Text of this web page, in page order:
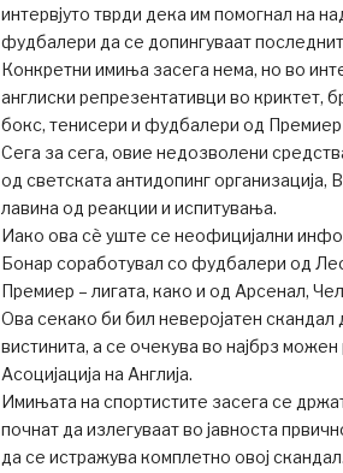
интервјуто тврди дека им помогнал на
фудбалери да се допингуваат
Конкретни имиња засега нема, но во
англиски репрезентативци во криктет,
бокс, тенисери и фудбалери од Премиер
Сега за сега, овие недозволени
од светската антидопинг
лавина од реакции и испитувања.
Иако ова сѐ уште се неофицијални
Бонар соработувал со фудбалери од
Премиер – лигата, како и од Арсенал,
Ова секако би бил неверојатен
вистинита, а се очекува во најбрз
Асоцијација на Англија.
Имињата на спортистите засега се
почнат да излегуваат во јавноста
да се истражува комплетно овој скандал.